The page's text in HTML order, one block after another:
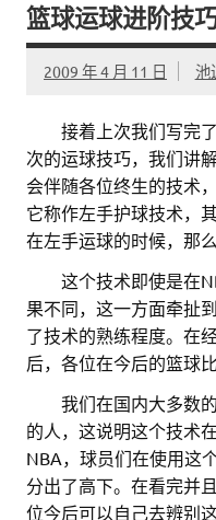
篮球运球进阶技
2009 年 4 月 11 日 池
接着上次我们写完
次的运球技巧，我们讲
会伴随各位终生的技术
它称作左手护球技术，
在左手运球的时候，那
这个技术即使是在
果不同，这一方面牵扯
了技术的熟练程度。在
后，各位在今后的篮球
我们在国内大多数
的人，这说明这个技术
NBA，球员们在使用这
分出了高下。在看完并
位今后可以自己去辨别